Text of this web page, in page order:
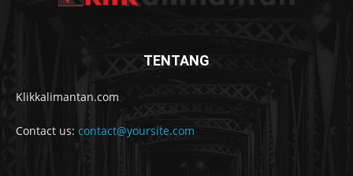
TENTANG
Klikkalimantan.com
Contact us: contact@yoursite.com